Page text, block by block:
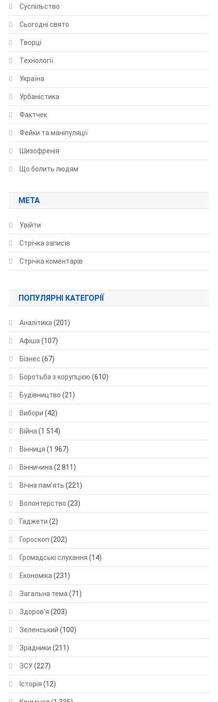
Суспільство
Сьогодні свято
Творці
Технології
Україна
Урбаністика
Фактчек
Фейки та маніпуляції
Шизофренія
Що болить людям
МЕТА
Увійти
Стрічка записів
Стрічка коментарів
ПОПУЛЯРНІ КАТЕГОРІЇ
Аналітика (201)
Афіша (107)
Бізнес (67)
Боротьба з корупцією (610)
Будівництво (21)
Вибори (42)
Війна (1 514)
Вінниця (1 967)
Вінничина (2 811)
Вічна пам'ять (221)
Волонтерство (23)
Гаджети (2)
Гороскоп (202)
Громадські слухання (14)
Економіка (231)
Загальна тема (71)
Здоров'я (203)
Зеленський (100)
Зрадники (211)
ЗСУ(227)
Історія (12)